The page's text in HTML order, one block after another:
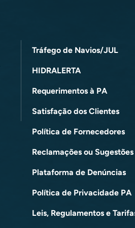
Tráfego de Navios/JUL
HIDRALERTA
Requerimentos à PA
Satisfação dos Clientes
Política de Fornecedores
Reclamações ou Sugestões
Plataforma de Denúncias
Política de Privacidade PA
Leis, Regulamentos e